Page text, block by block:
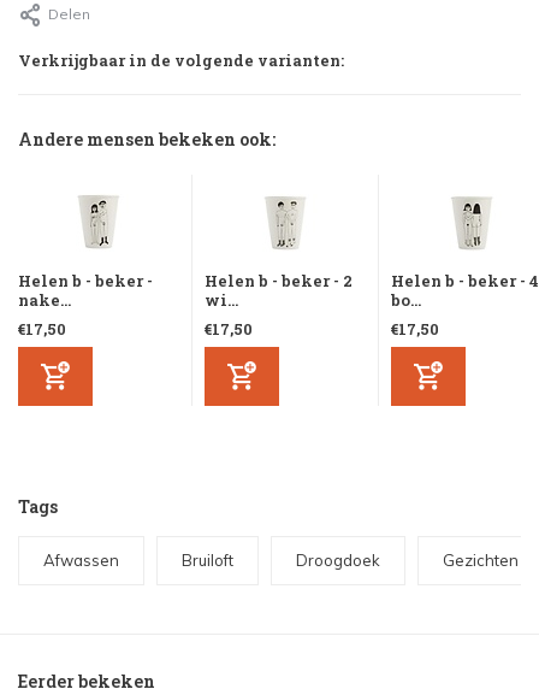
Delen
Verkrijgbaar in de volgende varianten:
Andere mensen bekeken ook:
Helen b - beker -
nake...
€17,50
Helen b - beker - 2
wi...
€17,50
Helen b - beker - 4
bo...
€17,50
Tags
Afwassen Bruiloft Droogdoek Gezichten
Eerder bekeken